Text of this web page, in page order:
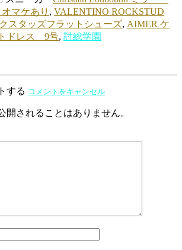
マケあり , VALENTINO ROCKSTUD
スタッズフラットシューズ, AIMER ケ
ドレス 9号, 討総学園
する コメントをキャンセル
開されることはありません。